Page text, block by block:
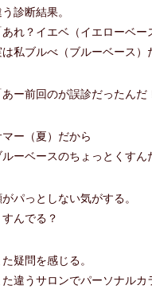
診断結果。
あれ？イエベ（イエローベ
は私ブルべ（ブルーベース）
あー前回のが誤診だったんだ
マー（夏）だから
ルーベースのちょっとくすん
がパっとしない気がする。
すんでる？
た疑問を感じる。
た違うサロンでパーソナルカ